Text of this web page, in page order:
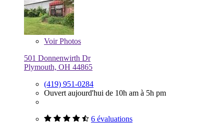
VoirPhotos
501 Donnenwirth Dr
Plymouth, OH 44865
(419) 951-0284
Ouvert aujourd'hui de 10h am à 5h pm
6 évaluations